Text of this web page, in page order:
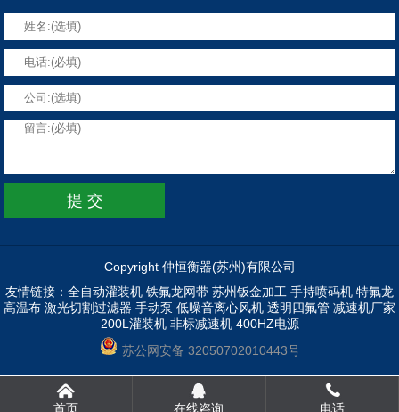
首页 在线咨询 电话
Copyright 仲恒衡器(苏州)有限公司
友情链接： 全自动灌装机 铁氟龙网带 苏州钣金加工 手持喷码机 特氟龙
高温布 激光切割过滤器 手动泵 低噪音离心风机 透明四氟管 减速机厂家
200L灌装机 非标减速机 400HZ电源
苏公网安备 32050702010443号